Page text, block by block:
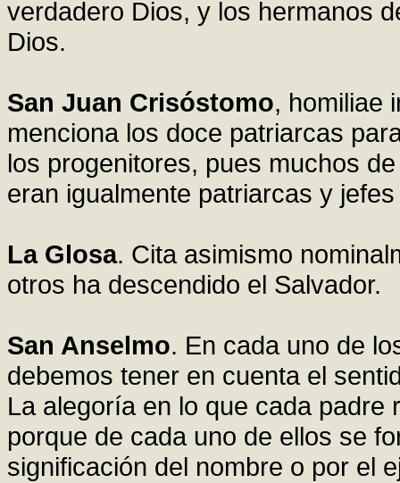
verdadero Dios, y los hermanos
Dios.
San Juan Crisóstomo, homiliae
menciona los doce patriarcas
los progenitores, pues muchos
eran igualmente patriarcas y
La Glosa. Cita asimismo
otros ha descendido el Salvador.
San Anselmo. En cada uno de
debemos tener en cuenta el
La alegoría en lo que cada
porque de cada uno de ellos se
significación del nombre o por el